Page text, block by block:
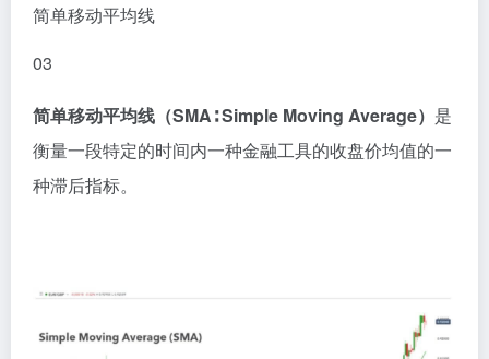
简单移动平均线
03
简单移动平均线（SMA∶ Simple Moving Average） 是
衡量一段特定的时间内一种金融工具的收盘价均值的一
种滞后指标。